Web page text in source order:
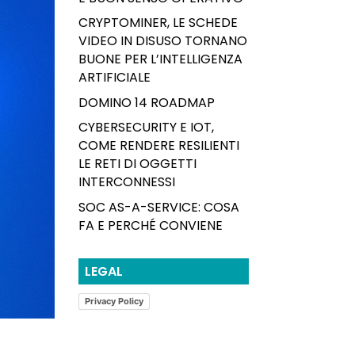
CRYPTOMINER, LE SCHEDE
VIDEO IN DISUSO TORNANO
BUONE PER L’INTELLIGENZA
ARTIFICIALE
DOMINO 14 ROADMAP
CYBERSECURITY E IOT,
COME RENDERE RESILIENTI
LE RETI DI OGGETTI
INTERCONNESSI
SOC AS-A-SERVICE: COSA
FA E PERCHÉ CONVIENE
LEGAL
Privacy Policy